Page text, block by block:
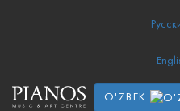
O'ZBEK